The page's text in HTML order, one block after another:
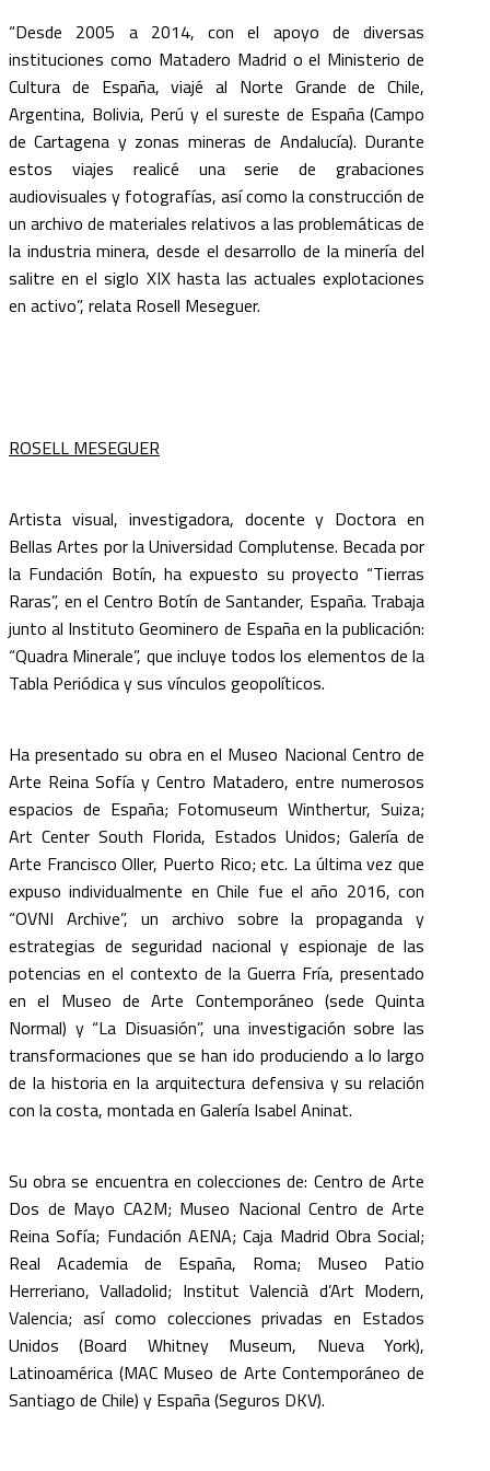
“Desde 2005 a 2014, con el apoyo de diversas
instituciones como Matadero Madrid o el Ministerio de
Cultura de España, viajé al Norte Grande de Chile,
Argentina, Bolivia, Perú y el sureste de España (Campo
de Cartagena y zonas mineras de Andalucía). Durante
estos viajes realicé una serie de grabaciones
audiovisuales y fotografías, así como la construcción de
un archivo de materiales relativos a las problemáticas de
la industria minera, desde el desarrollo de la minería del
salitre en el siglo XIX hasta las actuales explotaciones
en activo”, relata Rosell Meseguer.
ROSELL MESEGUER
Artista visual, investigadora, docente y Doctora en
Bellas Artes por la Universidad Complutense. Becada por
la Fundación Botín, ha expuesto su proyecto “Tierras
Raras”, en el Centro Botín de Santander, España. Trabaja
junto al Instituto Geominero de España en la publicación:
“Quadra Minerale”, que incluye todos los elementos de la
Tabla Periódica y sus vínculos geopolíticos.
Ha presentado su obra en el Museo Nacional Centro de
Arte Reina Sofía y Centro Matadero, entre numerosos
espacios de España; Fotomuseum Winthertur, Suiza;
Art Center South Florida, Estados Unidos; Galería de
Arte Francisco Oller, Puerto Rico; etc. La última vez que
expuso individualmente en Chile fue el año 2016, con
“OVNI Archive”, un archivo sobre la propaganda y
estrategias de seguridad nacional y espionaje de las
potencias en el contexto de la Guerra Fría, presentado
en el Museo de Arte Contemporáneo (sede Quinta
Normal) y “La Disuasión”, una investigación sobre las
transformaciones que se han ido produciendo a lo largo
de la historia en la arquitectura defensiva y su relación
con la costa, montada en Galería Isabel Aninat.
Su obra se encuentra en colecciones de: Centro de Arte
Dos de Mayo CA2M; Museo Nacional Centro de Arte
Reina Sofía; Fundación AENA; Caja Madrid Obra Social;
Real Academia de España, Roma; Museo Patio
Herreriano, Valladolid; Institut Valencià d’Art Modern,
Valencia; así como colecciones privadas en Estados
Unidos (Board Whitney Museum, Nueva York),
Latinoamérica (MAC Museo de Arte Contemporáneo de
Santiago de Chile) y España (Seguros DKV).